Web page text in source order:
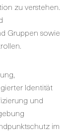
zu verstehen.
Gruppen sowie
Identität
und
im